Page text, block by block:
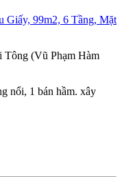
Tông (Vũ Phạm Hàm
nổi, 1 bán hầm. xây